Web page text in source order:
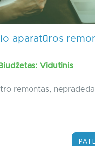
aparatūros
Vidutinis
remontas,